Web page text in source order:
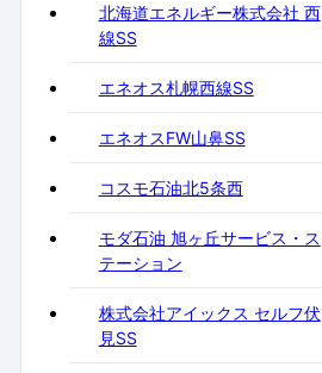
北海道エネルギー株式会社 西
線SS
エネオス札幌西線SS
エネオスFW山鼻SS
コスモ石油北5条西
モダ石油 旭ヶ丘サービス・ス
テーション
株式会社アイックス セルフ伏
見SS